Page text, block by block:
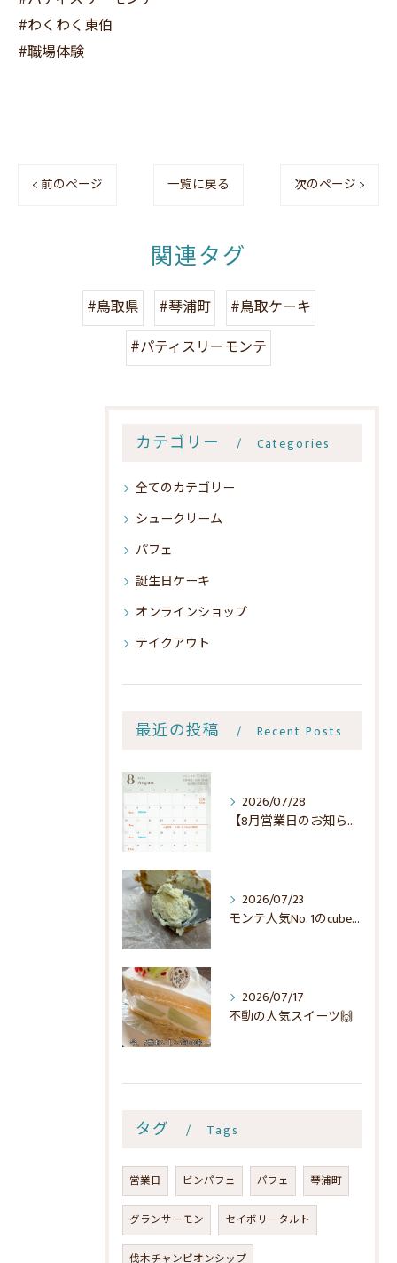
#わくわく東伯
#職場体験
< 前のページ 一覧に戻る 次のページ >
関連タグ
#鳥取県 #琴浦町
#鳥取ケーキ
#パティスリーモンテ
カテゴリー Categories
全てのカテゴリー
シュークリーム
パフェ
誕生日ケーキ
オンラインショップ
テイクアウト
最近の投稿 Recent Posts
2026/07/28
【8月営業日のお知らせ】🌻
2026/07/23
モンテ人気No. 1のcubeでシュー☺️
2026/07/17
不動の人気スイーツ🙌
タグ Tags
営業日 ビンパフェ パフェ 琴浦町
グランサーモン セイボリータルト
伐木チャンピオンシップ